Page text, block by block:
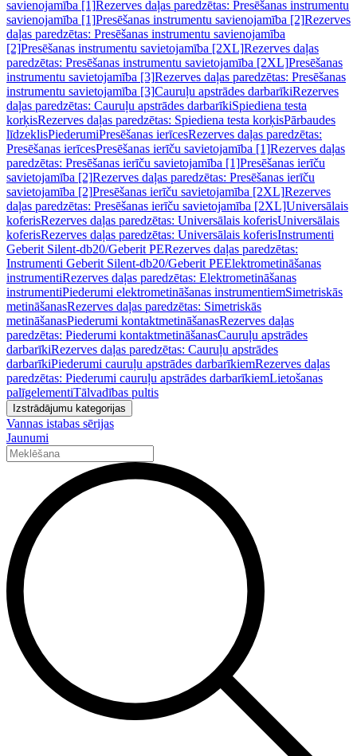
savienojamība [1]Rezerves daļas paredzētas: Presēšanas instrumentu
savienojamība [1]Presēšanas instrumentu savienojamība [2]Rezerves
daļas paredzētas: Presēšanas instrumentu savienojamība
[2]Presēšanas instrumentu savietojamība [2XL]Rezerves daļas
paredzētas: Presēšanas instrumentu savietojamība [2XL]Presēšanas
instrumentu savietojamība [3]Rezerves daļas paredzētas: Presēšanas
instrumentu savietojamība [3]Cauruļu apstrādes darbarīkiRezerves
daļas paredzētas: Cauruļu apstrādes darbarīkiSpiediena testa
korķisRezerves daļas paredzētas: Spiediena testa korķisPārbaudes
līdzeklisPiederumiPresēšanas ierīcesRezerves daļas paredzētas:
Presēšanas ierīcesPresēšanas ierīču savietojamība [1]Rezerves daļas
paredzētas: Presēšanas ierīču savietojamība [1]Presēšanas ierīču
savietojamība [2]Rezerves daļas paredzētas: Presēšanas ierīču
savietojamība [2]Presēšanas ierīču savietojamība [2XL]Rezerves
daļas paredzētas: Presēšanas ierīču savietojamība [2XL]Universālais
koferisRezerves daļas paredzētas: Universālais koferisUniversālais
koferisRezerves daļas paredzētas: Universālais koferisInstrumenti
Geberit Silent-db20/Geberit PERezerves daļas paredzētas:
Instrumenti Geberit Silent-db20/Geberit PEElektrometināšanas
instrumentiRezerves daļas paredzētas: Elektrometināšanas
instrumentiPiederumi elektrometināšanas instrumentiemSimetriskās
metināšanasRezerves daļas paredzētas: Simetriskās
metināšanasPiederumi kontaktmetināšanasRezerves daļas
paredzētas: Piederumi kontaktmetināšanasCauruļu apstrādes
darbarīkiRezerves daļas paredzētas: Cauruļu apstrādes
darbarīkiPiederumi cauruļu apstrādes darbarīkiemRezerves daļas
paredzētas: Piederumi cauruļu apstrādes darbarīkiemLietošanas
palīgelementiTālvadības pultis
Izstrādājumu kategorijas
Vannas istabas sērijas
Jaunumi